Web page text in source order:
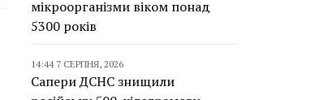
мікроорганізми віком понад
5300 років
14:44 7 СЕРПНЯ, 2026
Сапери ДСНС знищили